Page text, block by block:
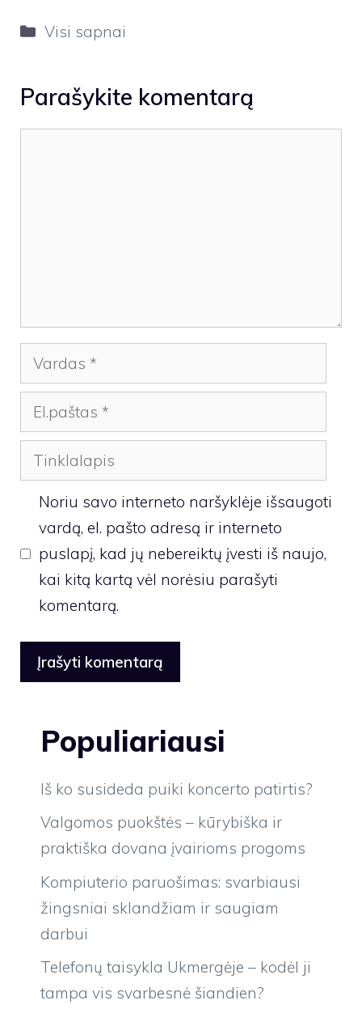
Kategorijos
Visi sapnai
Parašykite komentarą
Vardas
El.paštas
Tinklalapis
Noriu savo interneto naršyklėje išsaugoti
vardą, el. pašto adresą ir interneto
puslapį, kad jų nebereiktų įvesti iš naujo,
kai kitą kartą vėl norėsiu parašyti
komentarą.
Populiariausi
Iš ko susideda puiki koncerto patirtis?
Valgomos puokštės – kūrybiška ir
praktiška dovana įvairioms progoms
Kompiuterio paruošimas: svarbiausi
žingsniai sklandžiam ir saugiam
darbui
Telefonų taisykla Ukmergėje – kodėl ji
tampa vis svarbesnė šiandien?